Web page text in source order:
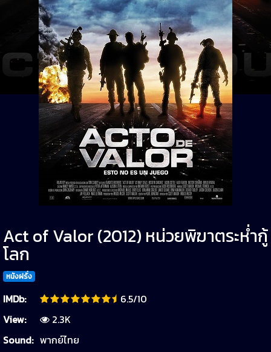
Act of Valor (2012) หน่วยพิฆาตระห่ำกู้
โลก
หนังฝรั่ง
IMDb:
6.5/10
View:
2.3K
Sound: พากย์ไทย